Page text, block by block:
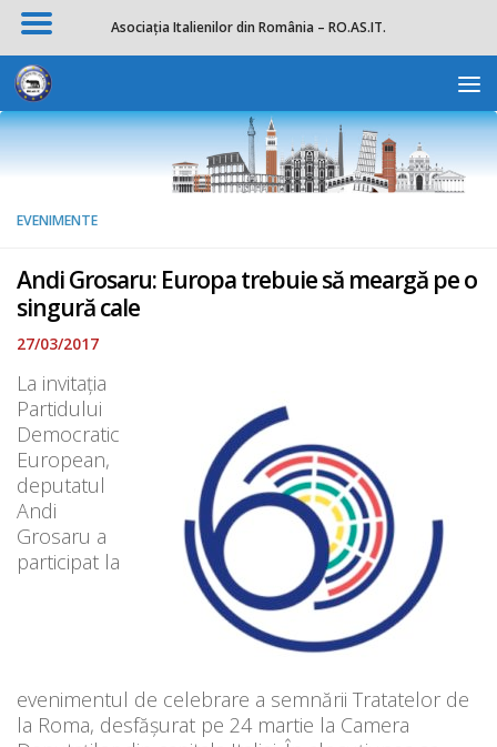
Skip to content
EVENIMENTE
Andi Grosaru: Europa trebuie să meargă pe o
singură cale
27/03/2017
La invitația
Partidului
Democratic
European,
deputatul
Andi
Grosaru a
participat la
evenimentul de celebrare a semnării Tratatelor de
la Roma, desfășurat pe 24 martie la Camera
Asociația Italienilor din România – RO.AS.IT.